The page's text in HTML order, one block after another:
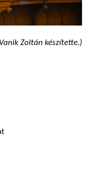
Zoltán készítette.)